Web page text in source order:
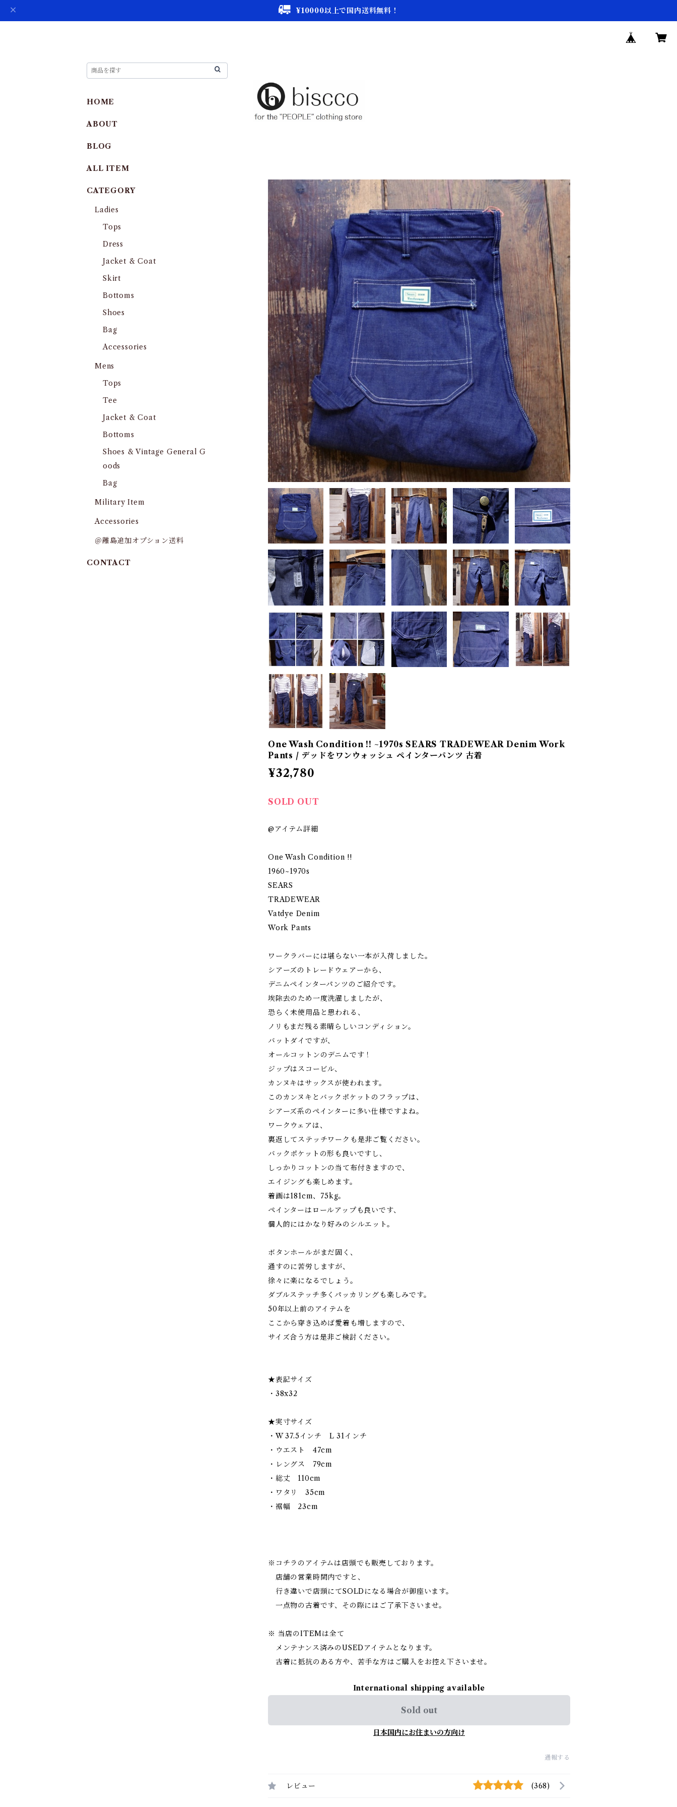
¥10000以上で国内送料無料！
One Wash Condition !! ~1970s SEARS TRADEWEAR Denim Work
Pants / デッドをワンウォッシュ ペインターパンツ 古着
¥32,780
SOLD OUT
@アイテム詳細
One Wash Condition !!
1960~1970s
SEARS
TRADEWEAR
Vatdye Denim
Work Pants
ワークラバーには堪らない一本が入荷しました。
シアーズのトレードウェアーから、
デニムペインターパンツのご紹介です。
埃除去のため一度洗濯しましたが、
恐らく未使用品と思われる、
ノリもまだ残る素晴らしいコンディション。
バットダイですが、
オールコットンのデニムです！
ジップはスコービル、
カンヌキはサックスが使われます。
このカンヌキとバックポケットのフラップは、
シアーズ系のペインターに多い仕様ですよね。
ワークウェアは、
裏返してステッチワークも是非ご覧ください。
バックポケットの形も良いですし、
しっかりコットンの当て布付きますので、
エイジングも楽しめます。
着画は181cm、75kg。
ペインターはロールアップも良いです、
個人的にはかなり好みのシルエット。
ボタンホールがまだ固く、
通すのに苦労しますが、
徐々に楽になるでしょう。
ダブルステッチ多くパッカリングも楽しみです。
50年以上前のアイテムを
ここから穿き込めば愛着も増しますので、
サイズ合う方は是非ご検討ください。
★表記サイズ
・38x32
★実寸サイズ
・W 37.5インチ L 31インチ
・ウエスト 47cm
・レングス 79cm
・総丈 110cm
・ワタリ 35cm
・裾幅 23cm
※コチラのアイテムは店頭でも販売しております。
店舗の営業時間内ですと、
行き違いで店頭にてSOLDになる場合が御座います。
一点物の古着です、その際にはご了承下さいませ。
※ 当店のITEMは全て
メンテナンス済みのUSEDアイテムとなります。
古着に抵抗のある方や、苦手な方はご購入をお控え下さいませ。
International shipping available
Sold out
日本国内にお住まいの方向け
通報する
レビュー (368)
HOME
ABOUT
BLOG
ALL ITEM
CATEGORY
Ladies
Tops
Dress
Jacket & Coat
Skirt
Bottoms
Shoes
Bag
Accessories
Mens
Tops
Tee
Jacket & Coat
Bottoms
Shoes & Vintage General G
oods
Bag
Military Item
Accessories
＠離島追加オプション送料
CONTACT